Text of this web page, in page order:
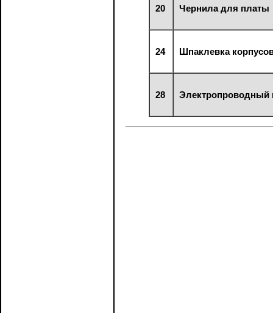
20 Чернила для платы
24 Шпаклевка
28 Электропроводный